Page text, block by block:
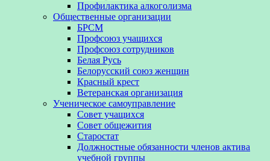
Профилактика алкоголизма
Общественные организации
БРСМ
Профсоюз учащихся
Профсоюз сотрудников
Белая Русь
Белорусский союз женщин
Красный крест
Ветеранская организация
Ученическое самоуправление
Совет учащихся
Совет общежития
Старостат
Должностные обязанности членов актива
учебной группы